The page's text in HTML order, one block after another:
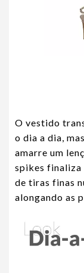
O vestido
o dia a dia,
amarre um
spikes finaliza
de tiras finas
alongando as